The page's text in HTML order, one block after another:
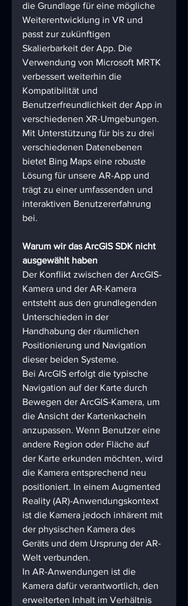
die Grundlage für eine mögliche
Weiterentwicklung in VR und
passt zur zukünftigen
Skalierbarkeit der App. Die
Verwendung von Microsoft MRTK
verbessert weiterhin die
Kompatibilität und
Benutzerfreundlichkeit der App in
verschiedenen XR-Umgebungen.
Mit Unterstützung für bis zu drei
verschiedenen Datenebenen
bietet Bing Maps eine robuste
Lösung für unsere AR-App und
trägt zu einer umfassenden und
interaktiven Benutzererfahrung
bei.
Warum wir das ArcGIS SDK nicht
ausgewählt haben
Der Konflikt zwischen der ArcGIS-
Kamera und der AR-Kamera
entsteht aus den grundlegenden
Unterschieden in der
Handhabung der räumlichen
Positionierung und Navigation
dieser beiden Systeme.
Bei ArcGIS erfolgt die typische
Navigation auf der Karte durch
Bewegen der ArcGIS-Kamera, um
die Ansicht der Kartenkacheln
anzupassen. Wenn Benutzer eine
andere Region oder Fläche auf
der Karte erkunden möchten, wird
die Kamera entsprechend neu
positioniert. In einem Augmented
Reality (AR)-Anwendungskontext
ist die Kamera jedoch inhärent mit
der physischen Kamera des
Geräts und dem Ursprung der AR-
Welt verbunden.
In AR-Anwendungen ist die
Kamera dafür verantwortlich, den
erweiterten Inhalt im Verhältnis